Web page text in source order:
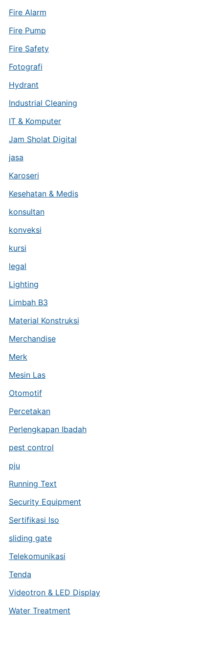
Fire Alarm
Fire Pump
Fire Safety
Fotografi
Hydrant
Industrial Cleaning
IT & Komputer
Jam Sholat Digital
jasa
Karoseri
Kesehatan & Medis
konsultan
konveksi
kursi
legal
Lighting
Limbah B3
Material Konstruksi
Merchandise
Merk
Mesin Las
Otomotif
Percetakan
Perlengkapan Ibadah
pest control
pju
Running Text
Security Equipment
Sertifikasi Iso
sliding gate
Telekomunikasi
Tenda
Videotron & LED Display
Water Treatment